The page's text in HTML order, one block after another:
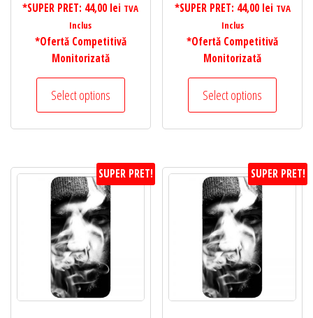
*SUPER PRET: 44,00 lei TVA
Inclus
*Ofertă Competitivă
Monitorizată
Select options
*SUPER PRET: 44,00 lei TVA
Inclus
*Ofertă Competitivă
Monitorizată
Select options
SUPER PRET! SUPER PRET!